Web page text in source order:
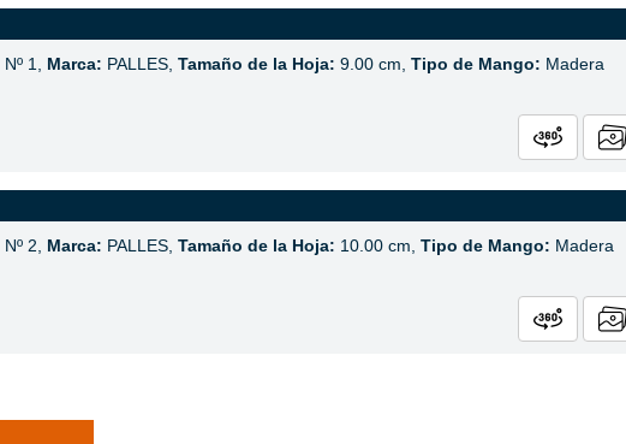
Nº 1, Marca: PALLES, Tamaño de la Hoja: 9.00 cm, Tipo de Mango: Madera
Nº 2, Marca: PALLES, Tamaño de la Hoja: 10.00 cm, Tipo de Mango: Madera